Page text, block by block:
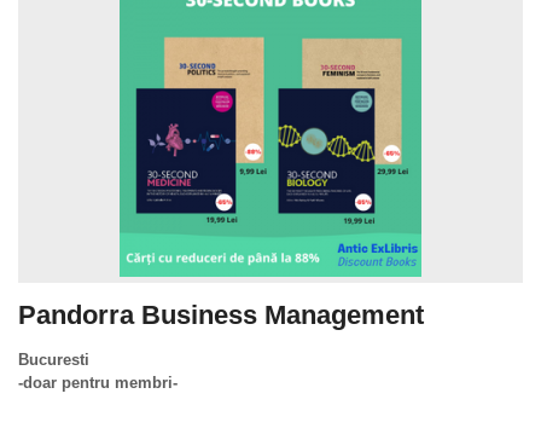
Pandorra Business Management
Bucuresti
-doar pentru membri-